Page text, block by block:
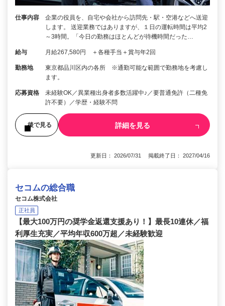
仕事内容
企業の役員を、自宅や会社から訪問先・駅・空港などへ送迎
します。 送迎業務ではありますが、１日の運転時間は平均2
～3時間。「今日の勤務はほとんどが待機時間だった…
給与 月給267,580円 ＋各種手当＋賞与年2回
勤務地
東京都品川区内の各所 ※通勤可能な範囲で勤務地を考慮し
ます。
応募資格
未経験OK／異業種出身者多数活躍中♪／要普通免許（二種免
許不要）／学歴・経験不問
後で見る 詳細を見る
更新日： 2026/07/31 掲載終了日： 2027/04/16
セコムの総合職
セコム株式会社
正社員
【最大100万円の奨学金返還支援あり！】最長10連休／福
利厚生充実／平均年収600万超／未経験歓迎